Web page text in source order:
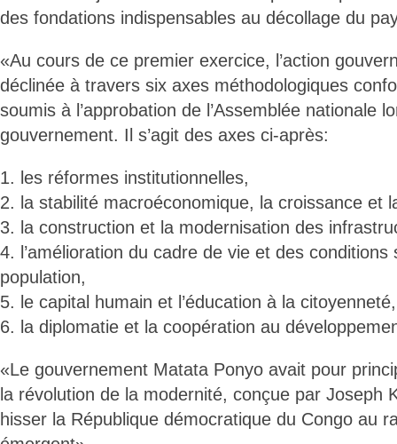
des fondations indispensables au décollage du
«Au cours de ce premier exercice, l’action
déclinée à travers six axes méthodologiques
soumis à l’approbation de l’Assemblée nationale
gouvernement. Il s’agit des axes ci-après:
1. les réformes institutionnelles,
2. la stabilité macroéconomique, la croissance et
3. la construction et la modernisation des
4. l’amélioration du cadre de vie et des conditions
population,
5. le capital humain et l’éducation à la citoyenneté,
6. la diplomatie et la coopération au
«Le gouvernement Matata Ponyo avait pour
la révolution de la modernité, conçue par Joseph
hisser la République démocratique du Congo au